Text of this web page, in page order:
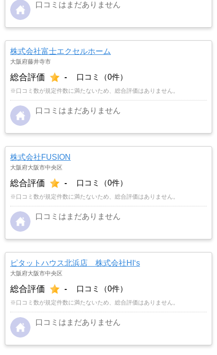
口コミはまだありません
株式会社富士エクセルホーム
大阪府藤井寺市
総合評価 - 口コミ（0件）
※口コミ数が規定件数に満たないため、総合評価はありません。
口コミはまだありません
株式会社FUSION
大阪府大阪市中央区
総合評価 - 口コミ（0件）
※口コミ数が規定件数に満たないため、総合評価はありません。
口コミはまだありません
ピタットハウス北浜店 株式会社HI‘s
大阪府大阪市中央区
総合評価 - 口コミ（0件）
※口コミ数が規定件数に満たないため、総合評価はありません。
口コミはまだありません